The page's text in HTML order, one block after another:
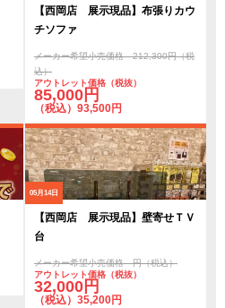
【西岡店 展示現品】布張りカウ
チソファ
メーカー希望小売価格 212,300円（税
込）
アウトレット価格（税抜）
85,000円
（税込）93,500円
05月14日
【西岡店 展示現品】壁寄せＴＶ
台
メーカー希望小売価格 円（税込）
アウトレット価格（税抜）
32,000円
（税込）35,200円